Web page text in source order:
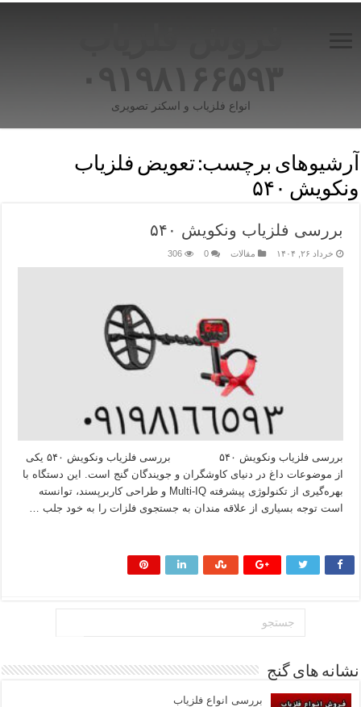
۰۹۱۹۸۱۶۶۵۹۳
انواع فلزیاب و اسکنر تصویری
آرشیوهای برچسب:تعویض فلزیاب
ونکویش ۵۴۰
بررسی فلزیاب ونکویش ۵۴۰
خرداد ۲۶, ۱۴۰۴ مقالات 0
306
بررسی فلزیاب ونکویش ۵۴۰ بررسی فلزیاب ونکویش ۵۴۰ یکی
از موضوعات داغ در دنیای کاوشگران و جویندگان گنج است. این دستگاه با
بهره‌گیری از تکنولوژی پیشرفته Multi-IQ و طراحی کاربرپسند، توانسته
است توجه بسیاری از علاقه‌ مندان به جستجوی فلزات را به خود جلب …
نشانه های گنج
بررسی انواع فلزیاب